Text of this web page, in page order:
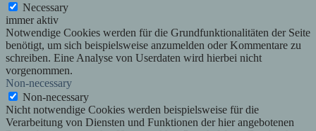
Necessary
immer aktiv
Notwendige Cookies werden für die Grundfunktionalitäten der Seite
benötigt, um sich beispielsweise anzumelden oder Kommentare zu
schreiben. Eine Analyse von Userdaten wird hierbei nicht
vorgenommen.
Non-necessary
Non-necessary
Nicht notwendige Cookies werden beispielsweise für die
Verarbeitung von Diensten und Funktionen der hier angebotenen